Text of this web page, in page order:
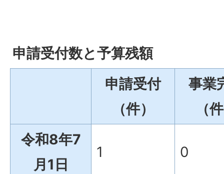
申請受付数と予算残額
申請受付
（件）
事業
（
令和8年7
月1日
1 0